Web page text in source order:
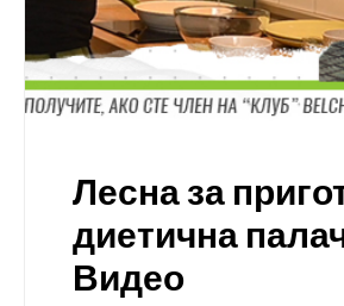
Лесна за
диетична
Видео